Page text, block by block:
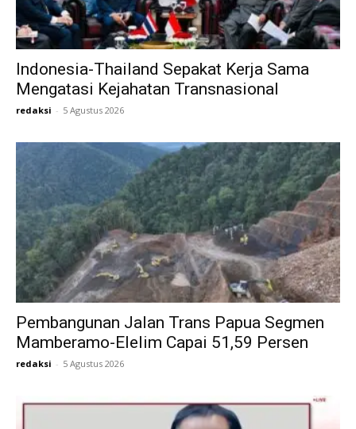
Indonesia-Thailand Sepakat Kerja Sama
Mengatasi Kejahatan Transnasional
redaksi - 5 Agustus 2026
Pembangunan Jalan Trans Papua Segmen
Mamberamo-Elelim Capai 51,59 Persen
redaksi - 5 Agustus 2026